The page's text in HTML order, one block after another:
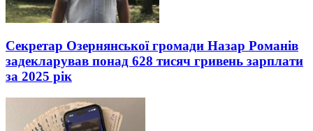
Секретар Озернянської громади Назар Романів
задекларував понад 628 тисяч гривень зарплати
за 2025 рік